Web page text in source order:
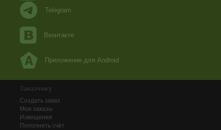
Telegram
Вконтакте
Приложение для Android
Заказчику
Создать заказ
Мои заказы
Извещения
Пополнить счёт